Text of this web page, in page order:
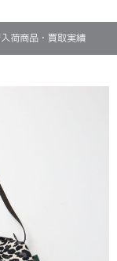
荷商品・買取実績